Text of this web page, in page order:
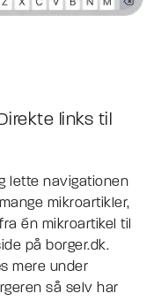
links til
lette navigationen
mikroartikler,
én mikroartikel til
på borger.dk.
mere under
så selv har